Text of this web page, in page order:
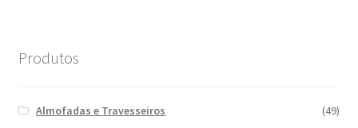
Produtos
Almofadas e Travesseiros
(49)